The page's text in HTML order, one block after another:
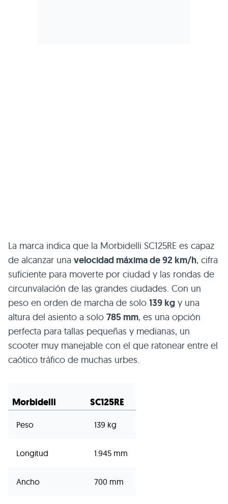
La marca indica que la Morbidelli SC125RE es capaz
de alcanzar una velocidad máxima de 92 km/h, cifra
suficiente para moverte por ciudad y las rondas de
circunvalación de las grandes ciudades. Con un
peso en orden de marcha de solo 139 kg y una
altura del asiento a solo 785 mm, es una opción
perfecta para tallas pequeñas y medianas, un
scooter muy manejable con el que ratonear entre el
caótico tráfico de muchas urbes.
Morbidelli SC125RE
Peso 139 kg
Longitud 1.945 mm
Ancho 700 mm